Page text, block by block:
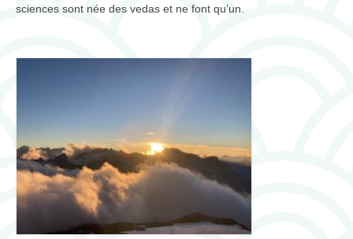
Jyotish, science cosmique
ateliers/workshops
musique
Biographie
sciences sont née des vedas et ne font qu’un.